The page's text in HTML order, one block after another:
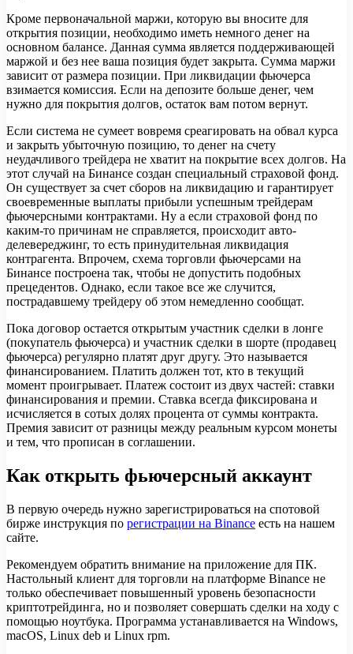
Кроме первоначальной маржи, которую вы вносите для
открытия позиции, необходимо иметь немного денег на
основном балансе. Данная сумма является поддерживающей
маржой и без нее ваша позиция будет закрыта. Сумма маржи
зависит от размера позиции. При ликвидации фьючерса
взимается комиссия. Если на депозите больше денег, чем
нужно для покрытия долгов, остаток вам потом вернут.
Если система не сумеет вовремя среагировать на обвал курса
и закрыть убыточную позицию, то денег на счету
неудачливого трейдера не хватит на покрытие всех долгов. На
этот случай на Бинансе создан специальный страховой фонд.
Он существует за счет сборов на ликвидацию и гарантирует
своевременные выплаты прибыли успешным трейдерам
фьючерсными контрактами. Ну а если страховой фонд по
каким-то причинам не справляется, происходит авто-
делевереджинг, то есть принудительная ликвидация
контрагента. Впрочем, схема торговли фьючерсами на
Бинансе построена так, чтобы не допустить подобных
прецедентов. Однако, если такое все же случится,
пострадавшему трейдеру об этом немедленно сообщат.
Пока договор остается открытым участник сделки в лонге
(покупатель фьючерса) и участник сделки в шорте (продавец
фьючерса) регулярно платят друг другу. Это называется
финансированием. Платить должен тот, кто в текущий
момент проигрывает. Платеж состоит из двух частей: ставки
финансирования и премии. Ставка всегда фиксирована и
исчисляется в сотых долях процента от суммы контракта.
Премия зависит от разницы между реальным курсом монеты
и тем, что прописан в соглашении.
Как открыть фьючерсный аккаунт
В первую очередь нужно зарегистрироваться на спотовой
бирже инструкция по регистрации на Binance есть на нашем
сайте.
Рекомендуем обратить внимание на приложение для ПК.
Настольный клиент для торговли на платформе Binance не
только обеспечивает повышенный уровень безопасности
криптотрейдинга, но и позволяет совершать сделки на ходу с
помощью ноутбука. Программа устанавливается на Windows,
macOS, Linux deb и Linux rpm.